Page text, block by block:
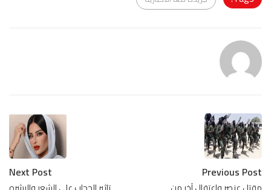
Previous Post
Next Post